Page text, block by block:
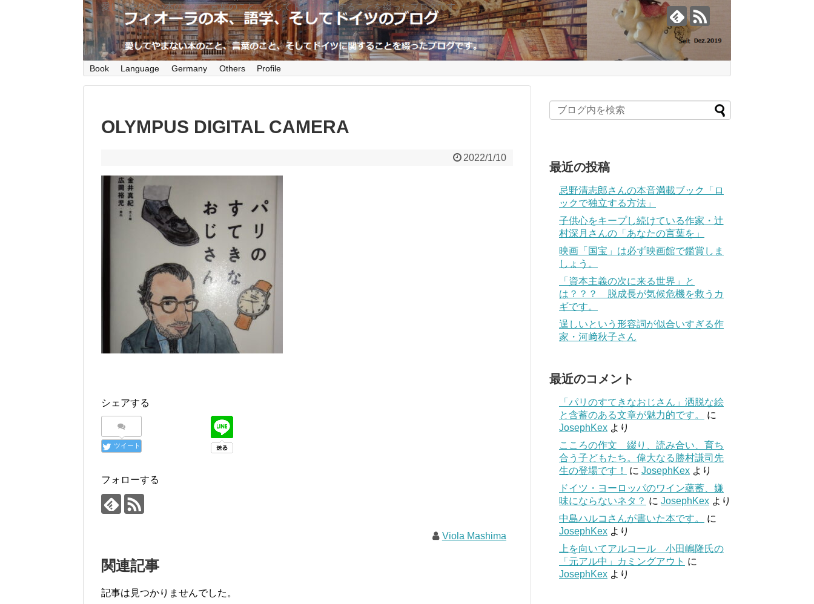
愛してやまない本のこと、言葉のこと、そしてドイツに関することを綴ったブログです。
Book Language Germany Others Profile
OLYMPUS DIGITAL CAMERA
2022/1/10
シェアする
ツイート
フォローする
Viola Mashima
関連記事
記事は見つかりませんでした。
最近の投稿
忌野清志郎さんの本音満載ブック「ロ
ックで独立する方法」
子供心をキープし続けている作家・辻
村深月さんの「あなたの言葉を」
映画「国宝」は必ず映画館で鑑賞しま
しょう。
「資本主義の次に来る世界」と
は？？？ 脱成長が気候危機を救うカ
ギです。
逞しいという形容詞が似合いすぎる作
家・河﨑秋子さん
最近のコメント
「パリのすてきなおじさん」洒脱な絵
と含蓄のある文章が魅力的です。
に
JosephKex より
こころの作文 綴り、読み合い、育ち
合う子どもたち。偉大なる勝村謙司先
生の登場です！
に JosephKex より
ドイツ・ヨーロッパのワイン蘊蓄、嫌
味にならないネタ？ に JosephKex より
中島ハルコさんが書いた本です。
に
JosephKex より
上を向いてアルコール 小田嶋隆氏の
「元アル中」カミングアウト に
JosephKex より